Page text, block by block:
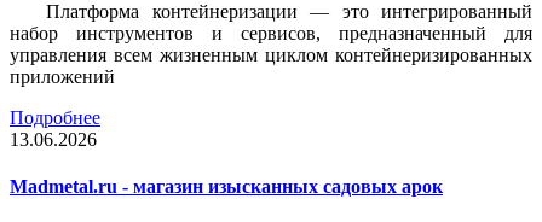
Платформа контейнеризации — это интегрированный
набор инструментов и сервисов, предназначенный для
управления всем жизненным циклом контейнеризированных
приложений
Подробнее
13.06.2026
Madmetal.ru - магазин изысканных садовых арок